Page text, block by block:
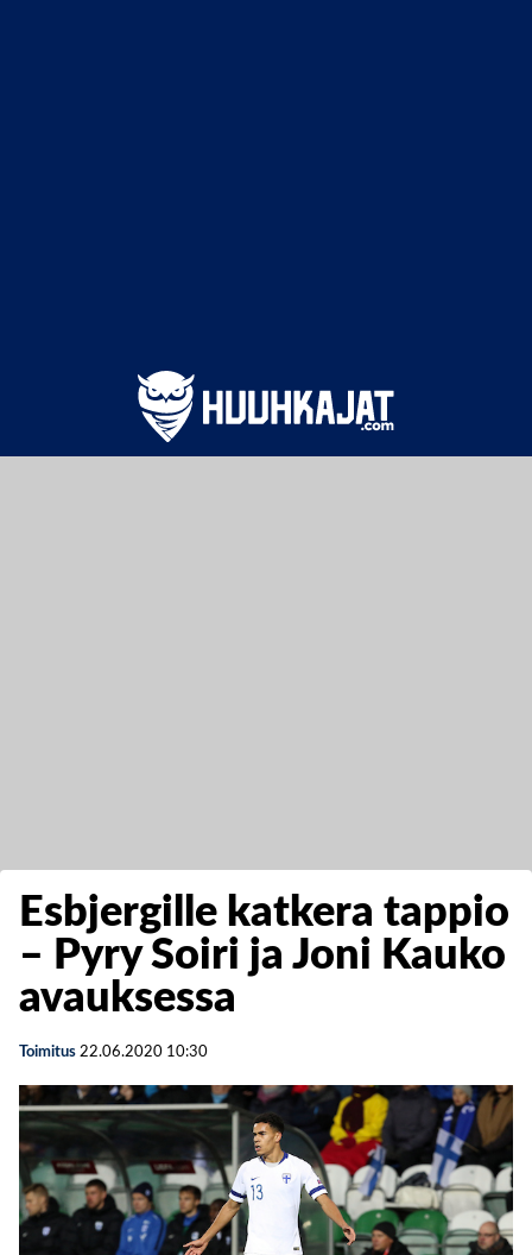
Esbjergille katkera tappio
– Pyry Soiri ja Joni Kauko
avauksessa
Toimitus 22.06.2020 10:30